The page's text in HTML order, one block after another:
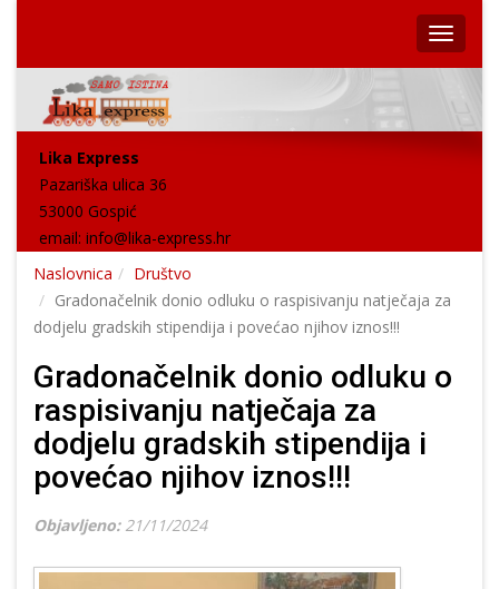
Lika Express
Pazariška ulica 36
53000 Gospić
email: info@lika-express.hr
Naslovnica
Društvo
Gradonačelnik donio odluku o raspisivanju natječaja za
dodjelu gradskih stipendija i povećao njihov iznos!!!
Gradonačelnik donio odluku o
raspisivanju natječaja za
dodjelu gradskih stipendija i
povećao njihov iznos!!!
Objavljeno: 21/11/2024